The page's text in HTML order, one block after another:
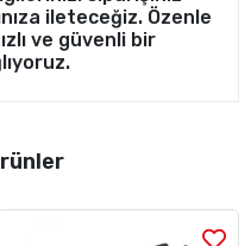
ileteceğiz. Özenle
ve güvenli bir